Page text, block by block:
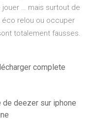
… mais surtout de
éco relou ou occuper
totalement fausses.
complete
de deezer sur iphone